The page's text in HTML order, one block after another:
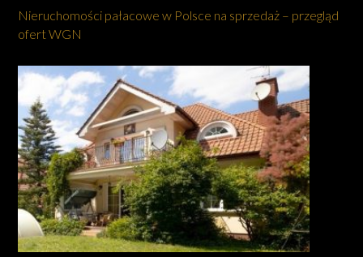
Nieruchomości pałacowe w Polsce na sprzedaż – przegląd
ofert WGN